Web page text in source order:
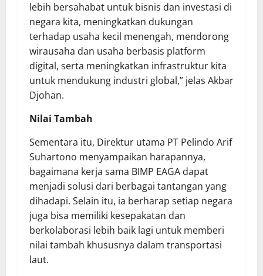
lebih bersahabat untuk bisnis dan investasi di
negara kita, meningkatkan dukungan
terhadap usaha kecil menengah, mendorong
wirausaha dan usaha berbasis platform
digital, serta meningkatkan infrastruktur kita
untuk mendukung industri global,” jelas Akbar
Djohan.
Nilai Tambah
Sementara itu, Direktur utama PT Pelindo Arif
Suhartono menyampaikan harapannya,
bagaimana kerja sama BIMP EAGA dapat
menjadi solusi dari berbagai tantangan yang
dihadapi. Selain itu, ia berharap setiap negara
juga bisa memiliki kesepakatan dan
berkolaborasi lebih baik lagi untuk memberi
nilai tambah khususnya dalam transportasi
laut.